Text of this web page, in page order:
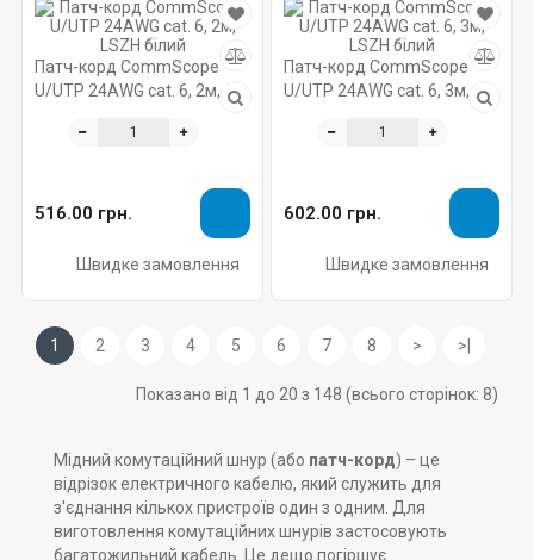
Патч-корд CommScope
U/UTP 24AWG cat. 6, 2м,
516.00 грн.
Швидке замовлення
Патч-корд CommScope
U/UTP 24AWG cat. 6, 3м,
602.00 грн.
Швидке замовлення
1 2 3 4 5 6 7 8 > >|
Показано від 1 до 20 з 148 (всього сторінок: 8)
Мідний комутаційний шнур (або патч-корд) – це
відрізок електричного кабелю, який служить для
з'єднання кількох пристроїв один з одним. Для
виготовлення комутаційних шнурів застосовують
багатожильний кабель. Це дещо погіршує